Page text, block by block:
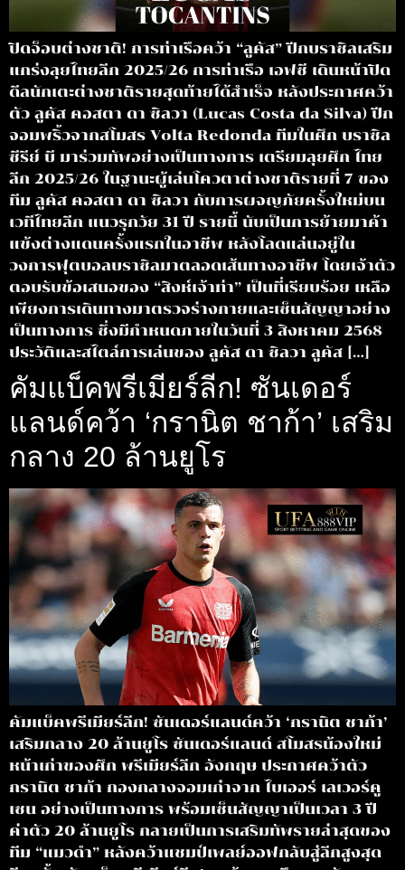
ปิดจ็อบต่างชาติ! การท่าเรือคว้า “ลูคัส” ปีกบราซิลเสริม
แกร่งลุยไทยลีก 2025/26 การท่าเรือ เอฟซี เดินหน้าปิด
ดีลนักเตะต่างชาติรายสุดท้ายได้สำเร็จ หลังประกาศคว้า
ตัว ลูคัส คอสตา ดา ซิลวา (Lucas Costa da Silva) ปีก
จอมพริ้วจากสโมสร Volta Redonda ทีมในศึก บราซิล
ซีรีย์ บี มาร่วมทัพอย่างเป็นทางการ เตรียมลุยศึก ไทย
ลีก 2025/26 ในฐานะผู้เล่นโควตาต่างชาติรายที่ 7 ของ
ทีม ลูคัส คอสตา ดา ซิลวา กับการผจญภัยครั้งใหม่บน
เวทีไทยลีก แนวรุกวัย 31 ปี รายนี้ นับเป็นการย้ายมาค้า
แข้งต่างแดนครั้งแรกในอาชีพ หลังโลดแล่นอยู่ใน
วงการฟุตบอลบราซิลมาตลอดเส้นทางอาชีพ โดยเจ้าตัว
ตอบรับข้อเสนอของ “สิงห์เจ้าท่า” เป็นที่เรียบร้อย เหลือ
เพียงการเดินทางมาตรวจร่างกายและเซ็นสัญญาอย่าง
เป็นทางการ ซึ่งมีกำหนดภายในวันที่ 3 สิงหาคม 2568
ประวัติและสไตล์การเล่นของ ลูคัส ดา ซิลวา ลูคัส […]
คัมแบ็คพรีเมียร์ลีก! ซันเดอร์
แลนด์คว้า ‘กรานิต ชาก้า’ เสริม
กลาง 20 ล้านยูโร
คัมแบ็คพรีเมียร์ลีก! ซันเดอร์แลนด์คว้า ‘กรานิต ชาก้า’
เสริมกลาง 20 ล้านยูโร ซันเดอร์แลนด์ สโมสรน้องใหม่
หน้าเก่าของศึก พรีเมียร์ลีก อังกฤษ ประกาศคว้าตัว
กรานิต ชาก้า กองกลางจอมเก๋าจาก ไบเออร์ เลเวอร์คู
เซน อย่างเป็นทางการ พร้อมเซ็นสัญญาเป็นเวลา 3 ปี
ค่าตัว 20 ล้านยูโร กลายเป็นการเสริมทัพรายล่าสุดของ
ทีม “แมวดำ” หลังคว้าแชมป์เพลย์ออฟกลับสู่ลีกสูงสุด